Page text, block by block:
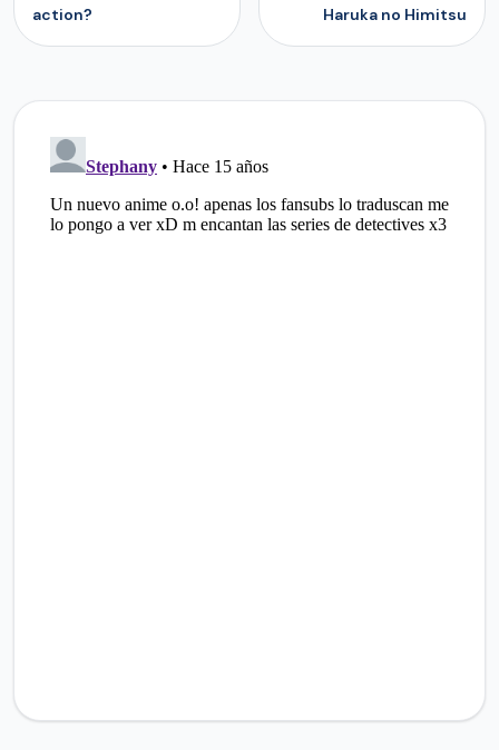
action?
Haruka no Himitsu